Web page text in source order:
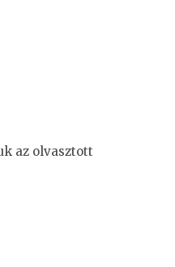
az olvasztott